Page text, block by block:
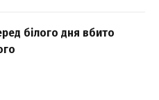
білого дня вбито